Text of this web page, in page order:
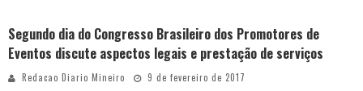
Definidas as 12 finalistas do concurso Rainha do Pedro Leopoldo Rodeio Show 2026
Segundo dia do Congresso Brasileiro dos Promotores de
Eventos discute aspectos legais e prestação de serviços
Redacao Diario Mineiro
9 de fevereiro de 2017